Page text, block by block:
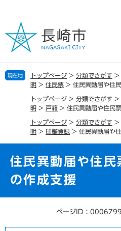
の
で
す
ー
ば
し
現在地 トップページ > 分類でさがす >
明 > 住民票 > 住民異動届や住
トップページ > 分類でさがす >
明 > 戸籍 > 住民異動届や住民
トップページ > 分類でさがす >
明 > 印鑑登録 > 住民異動届や
住民異動届や住民
の作成支援
ページID：0006799